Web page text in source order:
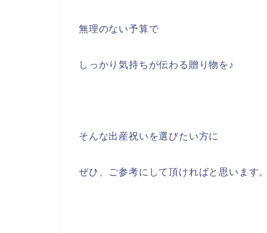
無理のない予算で
しっかり気持ちが伝わる贈り物を♪
そんな出産祝いを選びたい方に
ぜひ、ご参考にして頂ければと思います